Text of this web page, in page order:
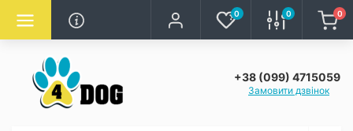
0 0 0
+38 (099) 4715059
Замовити дзвінок